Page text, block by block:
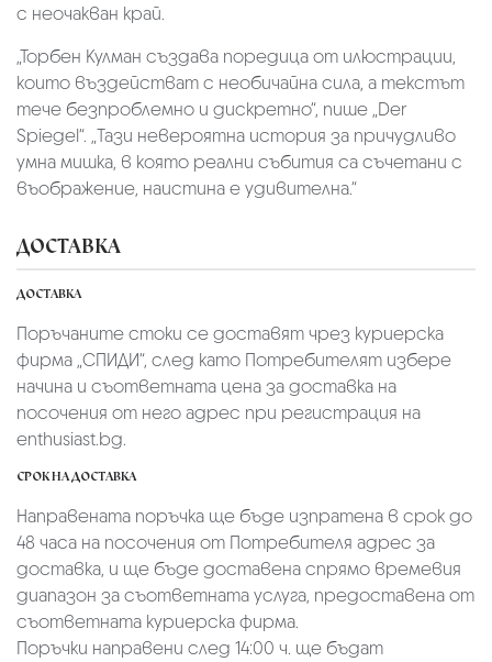
с неочакван край.
„Торбен Кулман създава поредица от илюстрации,
които въздействат с необичайна сила, а текстът
тече безпроблемно и дискретно“, пише „Der
Spiegel“. „Тази невероятна история за причудливо
умна мишка, в която реални събития са съчетани с
въображение, наистина е удивителна.“
ДОСТАВКА
ДОСТАВКА
Поръчаните стоки се доставят чрез куриерскa
фирмa „СПИДИ“, след като Потребителят избере
начина и съответната цена за доставка на
посочения от него адрес при регистрация на
enthusiast.bg.
СРОК НА ДОСТАВКА
Направената поръчка ще бъде изпратена в срок до
48 часа на посочения от Потребителя адрес за
доставка, и ще бъде доставена спрямо времевия
диапазон за съответната услуга, предоставена от
съответната куриерска фирма.
Поръчки направени след 14:00 ч. ще бъдат